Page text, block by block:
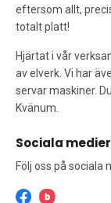
eftersom allt,
totalt platt!
Hjärtat i vår
av elverk. Vi har
servar maskiner.
Kvänum.
Sociala medier
Följ oss på sociala